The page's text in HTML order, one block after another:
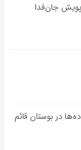
جان‌فدا
در بوستان قائم